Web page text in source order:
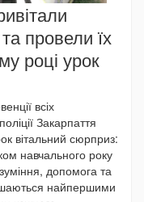
провели їх
році урок
всіх
Закарпаття
вітальний сюрприз:
навчального року
допомога та
найпершими